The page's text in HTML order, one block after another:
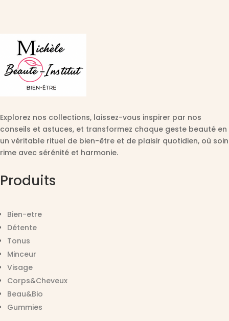
Explorez nos collections, laissez-vous inspirer par nos
conseils et astuces, et transformez chaque geste beauté en
un véritable rituel de bien-être et de plaisir quotidien, où soin
rime avec sérénité et harmonie.
Produits
Bien-etre
Détente
Tonus
Minceur
Visage
Corps&Cheveux
Beau&Bio
Gummies